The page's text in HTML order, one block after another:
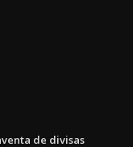
de divisas